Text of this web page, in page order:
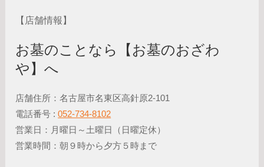
【店舗情報】
お墓のことなら【お墓のおざわ
や】へ
店舗住所：名古屋市名東区高針原2-101
電話番号 :052-734-8102
営業日：月曜日～土曜日（日曜定休）
営業時間：朝９時から夕方５時まで